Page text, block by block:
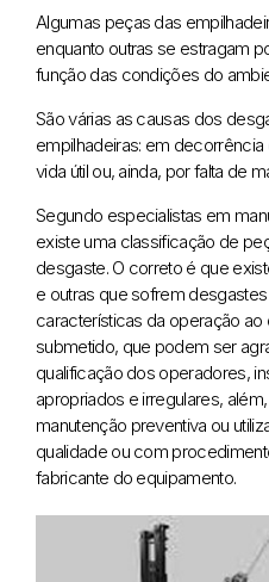
Algumas peças das
enquanto outras se estragam
função das condições do
São várias as causas dos
empilhadeiras: em
vida útil ou, ainda, por falta de
Segundo especialistas em
existe uma classificação de
desgaste. O correto é que
e outras que sofrem
características da operação
submetido, que podem ser
qualificação dos operadores,
apropriados e irregulares,
manutenção preventiva ou
qualidade ou com
fabricante do equipamento.